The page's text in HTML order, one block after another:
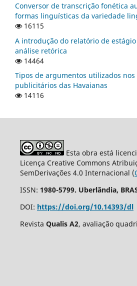
Conversor de transcrição fonética
formas linguísticas da variedade
16115
A introdução do relatório de
análise retórica
14464
Tipos de argumentos utilizados nos
publicitários das Havaianas
14116
Esta obra está
Licença Creative Commons
SemDerivações 4.0 Internacional (
ISSN: 1980-5799. Uberlândia,
DOI: https://doi.org/10.14393/dl
Revista Qualis A2, avaliação